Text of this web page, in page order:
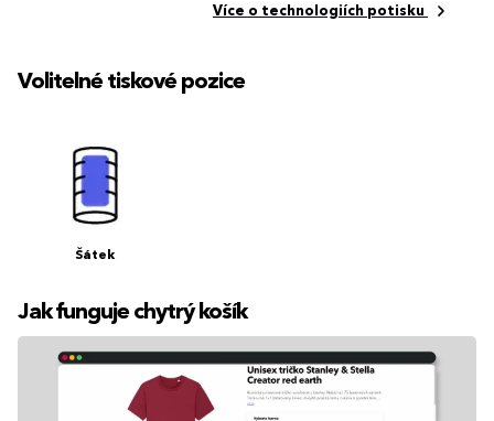
Více o technologiích potisku
Volitelné tiskové pozice
Šátek
Jak funguje chytrý košík